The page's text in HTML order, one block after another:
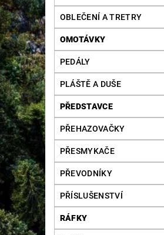
OBLEČENÍ A TRETRY
OMOTÁVKY
PEDÁLY
PLÁŠTĚ A DUŠE
PŘEDSTAVCE
PŘEHAZOVAČKY
PŘESMYKAČE
PŘEVODNÍKY
PŘÍSLUŠENSTVÍ
RÁFKY